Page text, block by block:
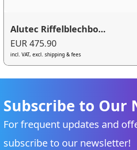
Alutec Riffelblechbo...
EUR 475.90
incl. VAT, excl. shipping & fees
Subscribe to Our
For frequent updates and
subscribe to our newsletter!